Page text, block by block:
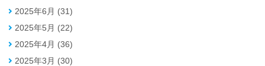
2025年6月 (31)
2025年5月 (22)
2025年4月 (36)
2025年3月 (30)